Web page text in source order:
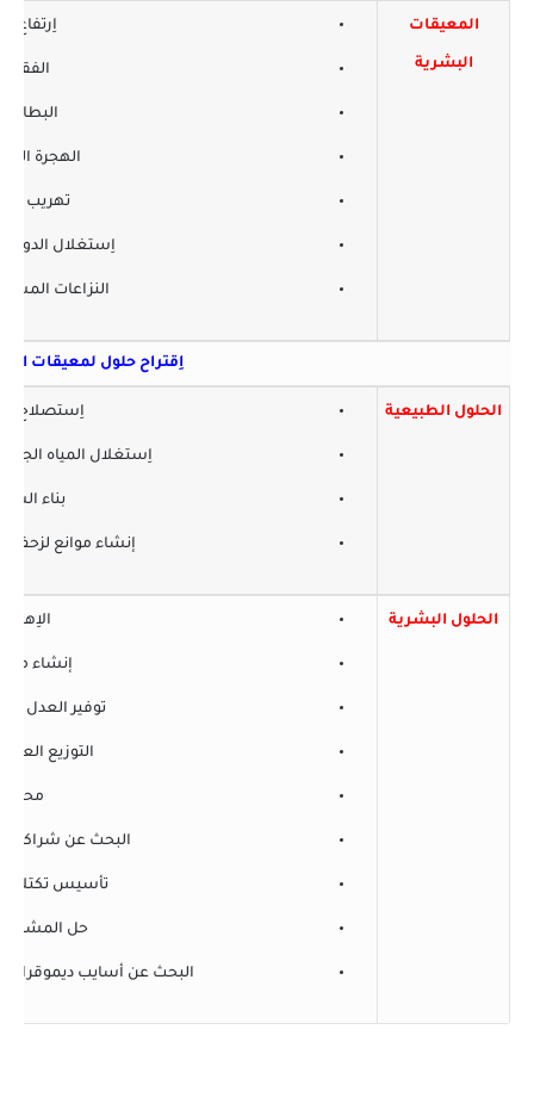
المعيقات
البشرية
اِرتفاع
الفقر
الهجرة
تهريب
اِستغلال الدول
النزاعات
اِقتراح حلول لمعيقات
الحلول الطبيعية اِستصلاح
اِستغلال المياه
بناء
إنشاء موانع لزحف
الحلول البشرية
إنشاء
توفير العدل
التوزيع
البحث عن شراكة
تأسيس تكتلات
حل المشاكل
البحث عن أسايب